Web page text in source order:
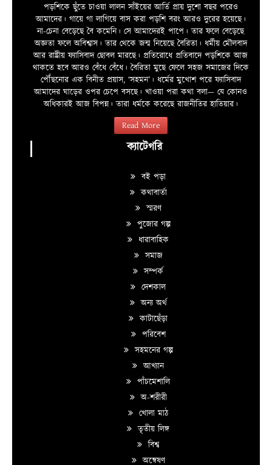
পড়শিকে ছুঁতে চাওয়া লালন সাঁইয়ের আর্তি প্রায় দুশো বছর পরেও
আমাদের। গায়ে গা লাগিয়ে বাস করা পড়শি বরং আরও দুরের হয়েছে।
না-চেনা বেড়েছে বৈ কমেনি। সে আমাদেরই পাপে। তার ফলে বেড়েছে
অজ্ঞতা ফলে অবিশ্বাস। তার থেকে জন্ম নিয়েছে বৈরিতা। ধর্মীয় মৌলবাদ
আর রাষ্ট্রীয় ফ্যাসিবাদ ছোবল মারছে। প্রতিরোধে প্রতিবাদে পড়শিকে আজ
থাকতে হবে আরও বেঁধে বেঁধে। বৈরিতা মুছে ফেলে সহজ সমাজের দিকে
পৌঁছনোর এক বিনীত প্রয়াস, ‘সহমন’। ধর্মের মুখোশ পরে ফ্যাসিবাদ
আমাদের ঘাড়ের ওপর চেপে বসছে। খাওয়া পরা কথা বলা—­­ যে কোনও
অধিকারই আজ বিপন্ন। তারা ধর্মকে করেছে রাজনীতির হাতিয়ার।
Read More
ক্যাটেগরি
বই পড়া
কথাবার্তা
স্মরণ
পুজোর গল্প
ধারাবাহিক
সমাজ
সম্পর্ক
দেশকাল
অন্য অর্থ
কাটাছেঁড়া
পরিবেশ
সহমনের গল্প
আখ্যান
পাঁচমেশালি
অ-শরীরী
খোলা মাঠ
তৃতীয় লিঙ্গ
বিশ্ব
অন্বেষণ